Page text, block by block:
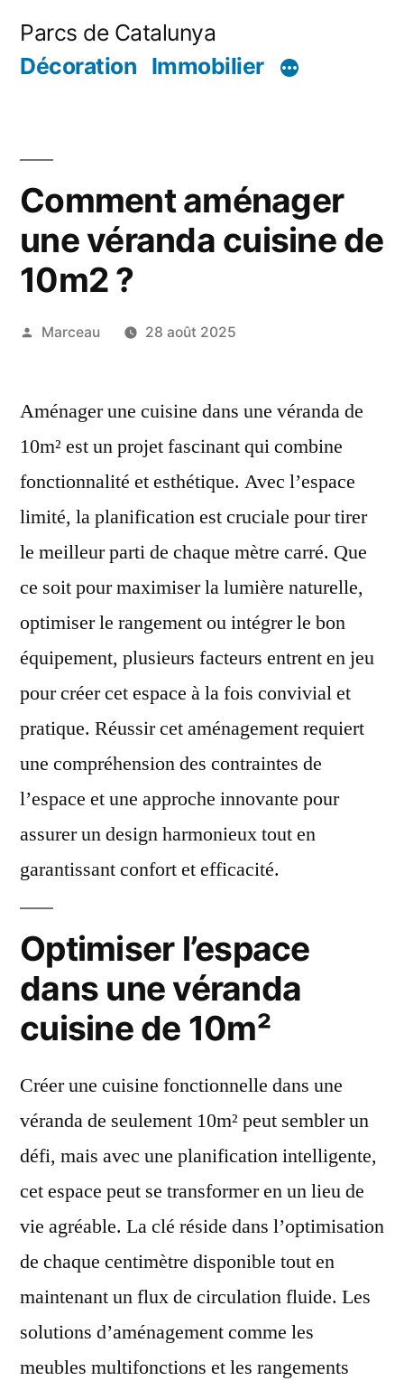
Parcs de Catalunya
Décoration Immobilier
Comment aménager
une véranda cuisine de
10m2 ?
Publié
Marceau 28 août 2025
Aménager une cuisine dans une véranda de
10m² est un projet fascinant qui combine
fonctionnalité et esthétique. Avec l’espace
limité, la planification est cruciale pour tirer
le meilleur parti de chaque mètre carré. Que
ce soit pour maximiser la lumière naturelle,
optimiser le rangement ou intégrer le bon
équipement, plusieurs facteurs entrent en jeu
pour créer cet espace à la fois convivial et
pratique. Réussir cet aménagement requiert
une compréhension des contraintes de
l’espace et une approche innovante pour
assurer un design harmonieux tout en
garantissant confort et efficacité.
Optimiser l’espace
dans une véranda
cuisine de 10m²
Créer une cuisine fonctionnelle dans une
véranda de seulement 10m² peut sembler un
défi, mais avec une planification intelligente,
cet espace peut se transformer en un lieu de
vie agréable. La clé réside dans l’optimisation
de chaque centimètre disponible tout en
maintenant un flux de circulation fluide. Les
solutions d’aménagement comme les
meubles multifonctions et les rangements